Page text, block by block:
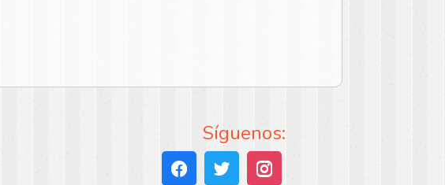
Síguenos: